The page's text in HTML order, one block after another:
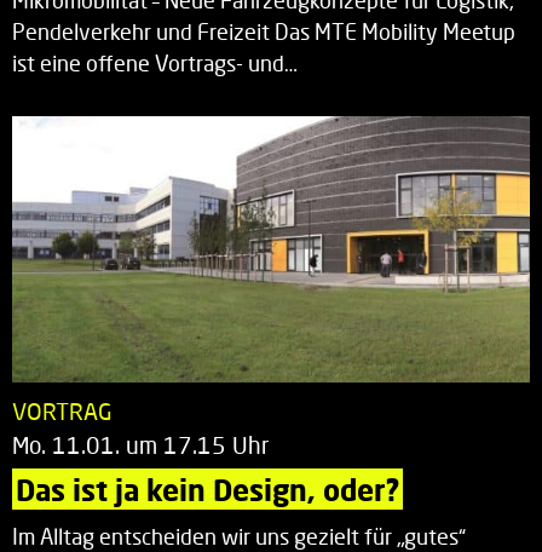
Pendelverkehr und Freizeit Das MTE Mobility Meetup
ist eine offene Vortrags- und…
VORTRAG
Mo. 11.01. um 17.15 Uhr
Das ist ja kein Design, oder?
Im Alltag entscheiden wir uns gezielt für „gutes“